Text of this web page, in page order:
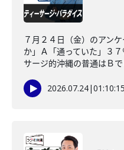
７月２４日（金）のアン
か」Ａ「通っていた」３
サージ的沖縄の普通はＢで
2026.07.24|01:10:15